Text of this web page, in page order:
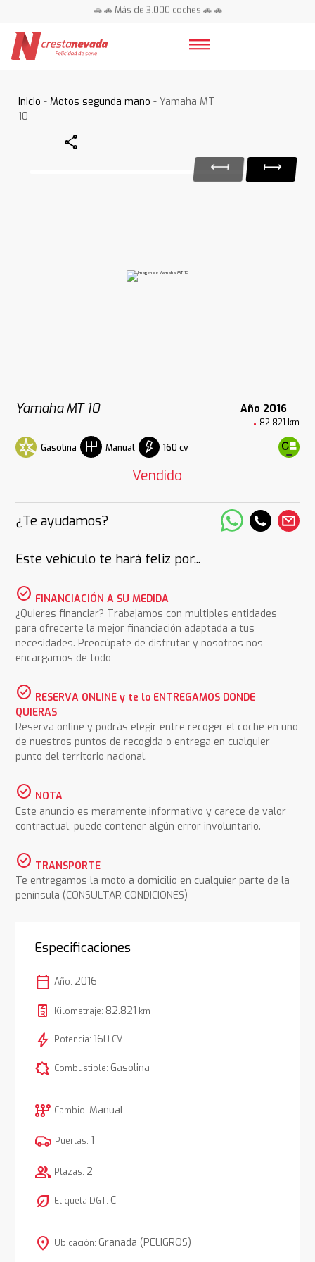
🚗 🚗 Más de 3.000 coches 🚗 🚗
Inicio -Motos segunda mano - Yamaha MT
10
Share
Yamaha MT 10 Año 2016
82.821 km
Gasolina Manual 160 cv
Vendido
¿Te ayudamos?
Este vehículo te hará feliz por...
check_circle FINANCIACIÓN A SU MEDIDA
¿Quieres financiar? Trabajamos con multiples entidades
para ofrecerte la mejor financiación adaptada a tus
necesidades. Preocúpate de disfrutar y nosotros nos
encargamos de todo
check_circle RESERVA ONLINE y te lo ENTREGAMOS DONDE
QUIERAS
Reserva online y podrás elegir entre recoger el coche en uno
de nuestros puntos de recogida o entrega en cualquier
punto del territorio nacional.
check_circle NOTA
Este anuncio es meramente informativo y carece de valor
contractual, puede contener algún error involuntario.
check_circle TRANSPORTE
Te entregamos la moto a domicilio en cualquier parte de la
península (CONSULTAR CONDICIONES)
Especificaciones
calendar_today Año: 2016
Kilometraje: 82.821 km
bolt Potencia: 160 CV
comic_bubble Combustible: Gasolina
auto_transmission Cambio: Manual
Puertas: 1
group Plazas: 2
nest_eco_leaf Etiqueta DGT: C
location_on Ubicación: Granada (PELIGROS)